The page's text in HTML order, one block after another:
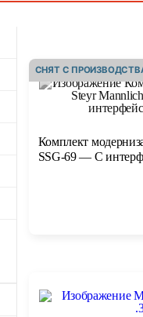
СНЯТ С
Комплект
SSG-69 — С